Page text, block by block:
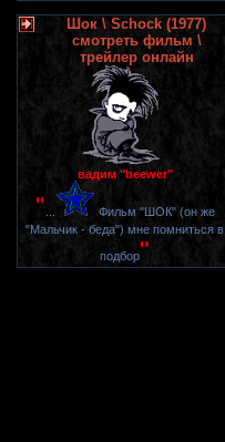
Шок \ Schock (1977)
смотреть фильм \
трейлер онлайн
вадим "beewer"
"
Фильм "ШОК" (он же
"Мальчик - беда") мне помниться в
подбор"